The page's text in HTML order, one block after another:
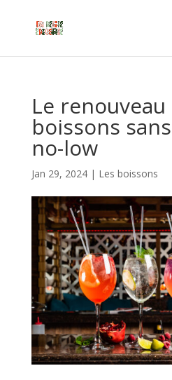
Le renouveau
boissons
no-low
Jan 29, 2024| Les boissons